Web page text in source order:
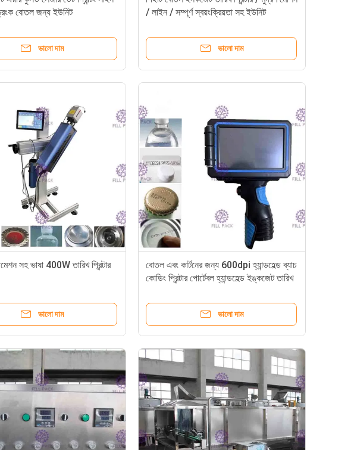
বোতল জন্য ইউনিট
ভালো দাম
/ লাইন / সম্পূর্ণ স্বয়ংক্রিয়তা সহ ইউনিট
ভালো দাম
সহ ভাষা 400W তারিখ প্রিন্টার
ভালো দাম
বোতল এবং কার্টনের জন্য 600dpi হ্যান্ডহেল্ড ব্যাচ
কোডিং প্রিন্টার পোর্টেবল হ্যান্ডহেল্ড ইঙ্কজেট তারিখ
ভালো দাম